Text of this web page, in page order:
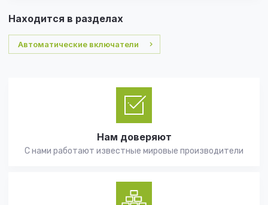
Находится в разделах
Автоматические включатели
Нам доверяют
С нами работают известные мировые производители